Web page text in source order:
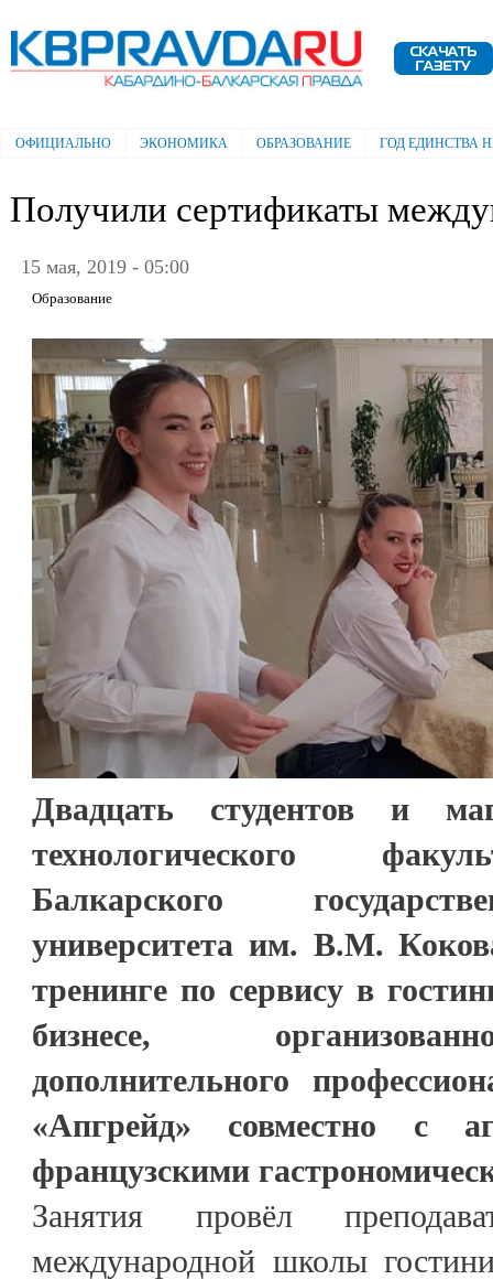
Электронная газета "Кабардино-
Балкарская правда"
Главное меню
ОФИЦИАЛЬНО ЭКОНОМИКА ОБРАЗОВАНИЕ ГОД ЕДИНСТВА
Получили сертификаты
15 мая, 2019 - 05:00
Образование
Двадцать студентов и
технологического
Балкарского
университета им. В.М.
тренинге по сервису в
бизнесе,
дополнительного
«Апгрейд» совместно с
французскими
Занятия провёл
международной школы